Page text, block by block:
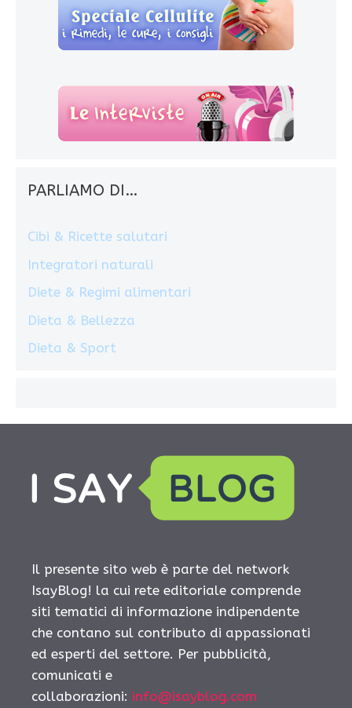
PARLIAMO DI…
Cibi & Ricette salutari
Integratori naturali
Diete & Regimi alimentari
Dieta & Bellezza
Dieta & Sport
Il presente sito web è parte del network
IsayBlog! la cui rete editoriale comprende
siti tematici di informazione indipendente
che contano sul contributo di appassionati
ed esperti del settore. Per pubblicità,
comunicati e
collaborazioni: info@isayblog.com